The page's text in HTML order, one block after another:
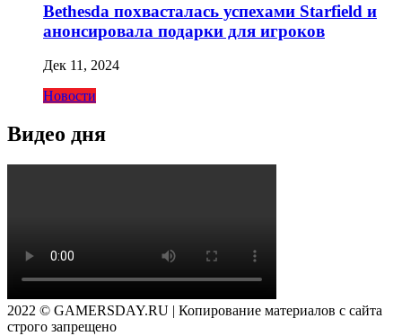
Bethesda похвасталась успехами Starfield и
анонсировала подарки для игроков
Дек 11, 2024
Новости
Видео дня
2022 © GAMERSDAY.RU | Копирование материалов с сайта
строго запрещено